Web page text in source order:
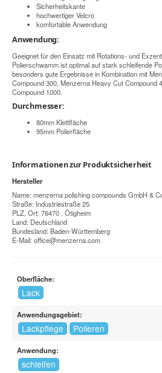
Sicherheitskante
hochwertiger Velcro
komfortable Anwendung
Anwendung:
Geeignet für den Einsatz mit Rotations- und
Polierschwamm ist optimal auf stark schleifende
besonders gute Ergebnisse in Kombination mit
Compound 300, Menzerna Heavy Cut Compound
Compound 1000.
Durchmesser:
80mm Klettfläche
95mm Polierfläche
Informationen zur Produktsicherheit
Hersteller
Name: menzerna polishing compounds GmbH &
Straße: Industriestraße 25
PLZ, Ort: 76470 , Ötigheim
Land: Deutschland
Bundesland: Baden-Württemberg
E-Mail: office@menzerna.com
Oberfläche:
Lack
Anwendungsgebiet:
Lackpflege Polieren
Anwendung:
schleifen